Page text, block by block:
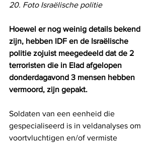
20. Foto Israëlische politie
Hoewel er nog weinig details bekend
zijn, hebben IDF en de Israëlische
politie zojuist meegedeeld dat de 2
terroristen die in Elad afgelopen
donderdagavond 3 mensen hebben
vermoord, zijn gepakt.
Soldaten van een eenheid die
gespecialiseerd is in veldanalyses om
voortvluchtigen en/of vermiste